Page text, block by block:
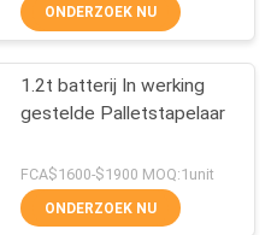
van de
33
ONDERZOEK NU
1.2t batterij In werking
gestelde Palletstapelaar
FCA$1600-$1900 MOQ:1unit
ONDERZOEK NU